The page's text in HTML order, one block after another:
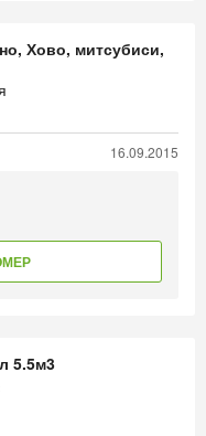
Хово, митсубиси,
16.09.2015
5.5м3